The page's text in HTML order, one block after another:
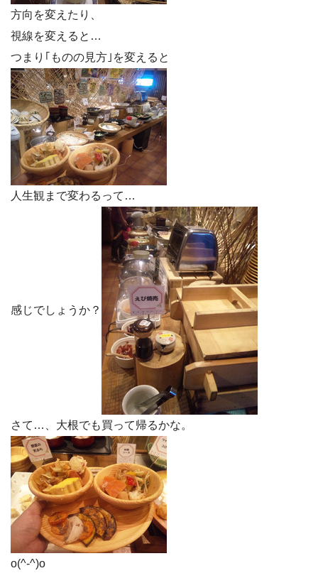
方向を変えたり、
視線を変えると…
つまり｢ものの見方｣を変えると
人生観まで変わるって…
感じでしょうか？
さて…、大根でも買って帰るかな。
o(^-^)o